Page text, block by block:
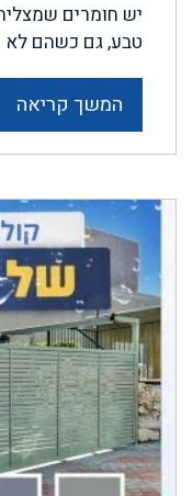
יש חומרים
טבע, גם כשהם לא
המשך קריאה